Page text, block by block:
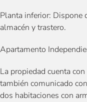
Planta inferior: Dispone
almacén y trastero.
Apartamento
La propiedad cuenta
también comunicado
dos habitaciones con